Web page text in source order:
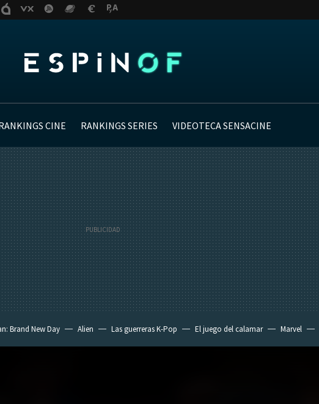
CINE RANKINGS SERIES VIDEOTECA SENSACINE
Brand New Day Alien Las guerreras K-Pop El juego del calamar Marvel